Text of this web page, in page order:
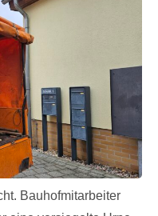
Bauhofmitarbeiter